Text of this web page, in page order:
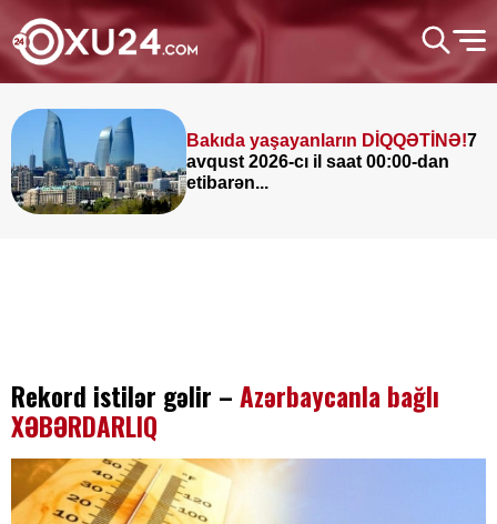
Bakıda yaşayanların DİQQƏTİNƏ!7
avqust 2026-cı il saat 00:00-dan
etibarən...
Rekord istilər gəlir – Azərbaycanla bağlı
XƏBƏRDARLIQ